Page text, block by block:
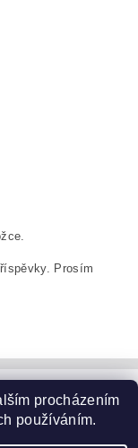
Prosím
procházením
používáním.